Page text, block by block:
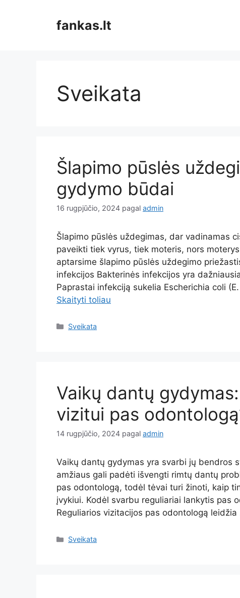
fankas.lt
Sveikata
Šlapimo pūslės
gydymo būdai
16 rugpjūčio, 2024 pagal admin
Šlapimo pūslės uždegimas, dar vadinamas
paveikti tiek vyrus, tiek moteris, nors
aptarsime šlapimo pūslės uždegimo
infekcijos Bakterinės infekcijos yra
Paprastai infekciją sukelia Escherichia coli
Skaityti toliau
Kategorijos
Sveikata
Vaikų dantų
vizitui pas
14 rugpjūčio, 2024 pagal admin
Vaikų dantų gydymas yra svarbi jų bendros
amžiaus gali padėti išvengti rimtų dantų
pas odontologą, todėl tėvai turi žinoti, kaip
įvykiui. Kodėl svarbu reguliariai lankytis pas
Reguliarios vizitacijos pas odontologą
Kategorijos
Sveikata